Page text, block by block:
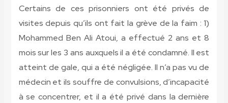
Certains de ces prisonniers ont été privés de
visites depuis qu’ils ont fait la grève de la faim : 1)
Mohammed Ben Ali Atoui, a effectué 2 ans et 8
mois sur les 3 ans auxquels il a été condamné. Il est
atteint de gale, qui a été négligée. Il n’a pas vu de
médecin et ils souffre de convulsions, d’incapacité
à se concentrer, et il a été privé dans la dernière